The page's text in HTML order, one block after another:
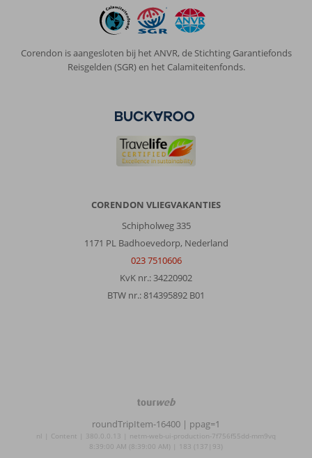
Corendon is aangesloten bij het ANVR, de Stichting Garantiefonds
Reisgelden (SGR) en het Calamiteitenfonds.
CORENDON VLIEGVAKANTIES
Schipholweg 335
1171 PL Badhoevedorp, Nederland
023 7510606
KvK nr.: 34220902
BTW nr.: 814395892 B01
TourWeb
©
NetMatch
roundTripItem-16400 | ppag=1
nl | Content | 380.0.0.13 | netm-web-ui-production-7f756f55dd-mm9vq
8:39:00 AM (8:39:00 AM) | 183 (137|93)